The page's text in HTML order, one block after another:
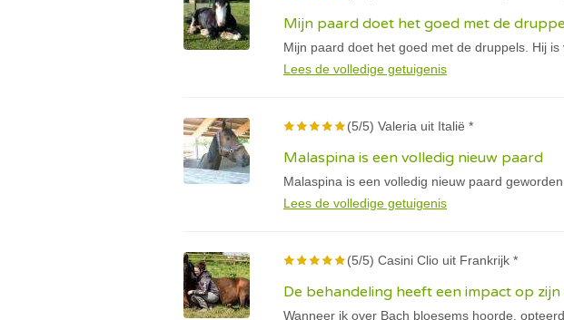
Mijn paard doet het goed met de
Mijn paard doet het goed met de druppels. Hij is
Lees de volledige getuigenis
(5/5) Valeria uit Italië *
Malaspina is een volledig nieuw paard
Malaspina is een volledig nieuw paard
Lees de volledige getuigenis
(5/5) Casini Clio uit Frankrijk *
De behandeling heeft een impact op zijn
Wanneer ik over Bach bloesems hoorde,